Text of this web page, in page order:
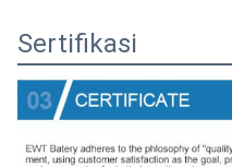
Sertifikasi